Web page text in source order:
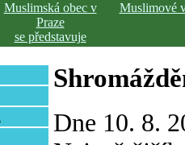
Muslimská obec v
Praze
se představuje
Muslimové
Dne 10. 8.